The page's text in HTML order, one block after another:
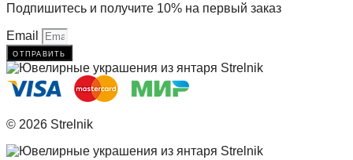
Подпишитесь и получите 10% на первый заказ
Email
отправить
© 2026 Strelnik